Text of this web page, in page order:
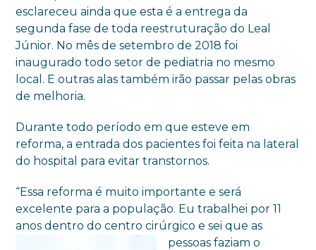
esclareceu ainda que esta é a entrega da
segunda fase de toda reestruturação do Leal
Júnior. No mês de setembro de 2018 foi
inaugurado todo setor de pediatria no mesmo
local. E outras alas também irão passar pelas obras
de melhoria.
Durante todo período em que esteve em
reforma, a entrada dos pacientes foi feita na lateral
do hospital para evitar transtornos.
“Essa reforma é muito importante e será
excelente para a população. Eu trabalhei por 11
anos dentro do centro cirúrgico e sei que as
pessoas faziam o